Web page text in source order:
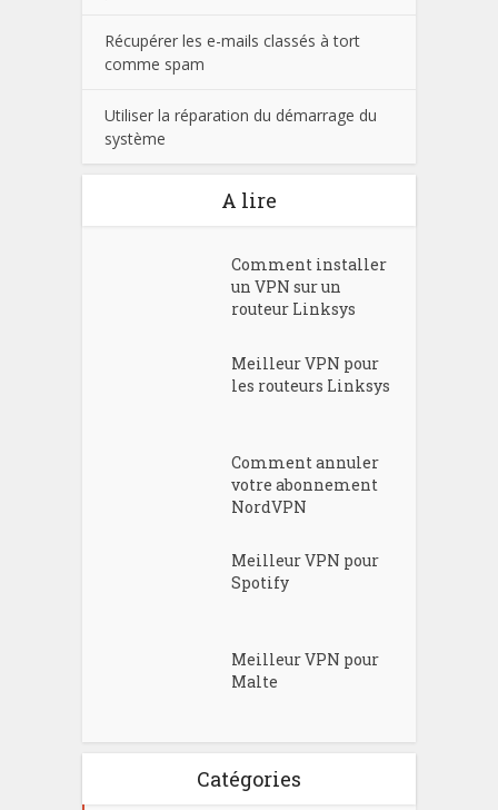
Récupérer les e-mails classés à tort
comme spam
Utiliser la réparation du démarrage du
système
A lire
Comment installer
un VPN sur un
routeur Linksys
Meilleur VPN pour
les routeurs Linksys
Comment annuler
votre abonnement
NordVPN
Meilleur VPN pour
Spotify
Meilleur VPN pour
Malte
Catégories